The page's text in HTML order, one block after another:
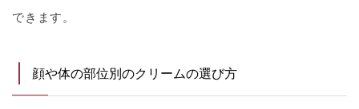
できます。
顔や体の部位別のクリームの選び方